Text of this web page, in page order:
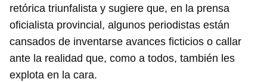
retórica triunfalista y sugiere que, en la prensa
oficialista provincial, algunos periodistas están
cansados de inventarse avances ficticios o callar
ante la realidad que, como a todos, también les
explota en la cara.